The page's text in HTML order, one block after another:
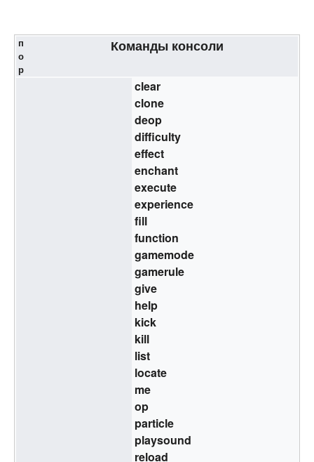
п
о
р
Команды консоли
clear
clone
deop
difficulty
effect
enchant
execute
experience
fill
function
gamemode
gamerule
give
help
kick
kill
list
locate
me
op
particle
playsound
reload